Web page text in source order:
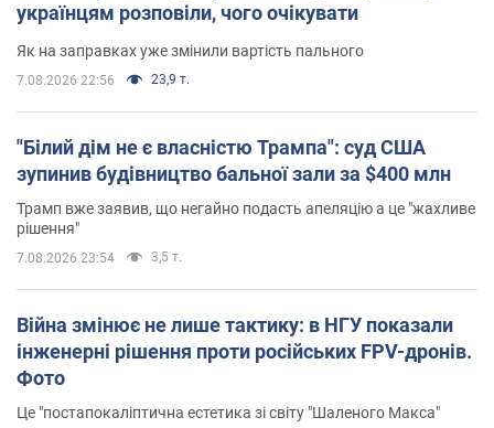
українцям розповіли, чого очікувати
Як на заправках уже змінили вартість пального
7.08.2026 22:56 23,9 т.
"Білий дім не є власністю Трампа": суд США
зупинив будівництво бальної зали за $400 млн
Трамп вже заявив, що негайно подасть апеляцію а це "жахливе
рішення"
7.08.2026 23:54 3,5 т.
Війна змінює не лише тактику: в НГУ показали
інженерні рішення проти російських FPV-дронів.
Фото
Це "постапокаліптична естетика зі світу "Шаленого Макса"